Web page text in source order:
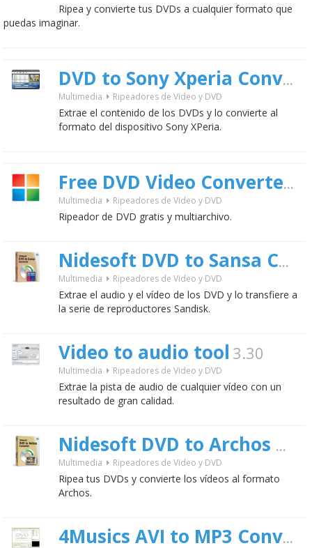
Ripea y convierte tus DVDs a cualquier formato que
puedas imaginar.
DVD to Sony Xperia Converter
Multimedia Ripeadores de Video y DVD
Extrae el contenido de los DVDs y lo convierte al
formato del dispositivo Sony XPeria.
Free DVD Video Converter
Multimedia Ripeadores de Video y DVD
Ripeador de DVD gratis y multiarchivo.
Nidesoft DVD to Sansa Converter
Multimedia Ripeadores de Video y DVD
Extrae el audio y el vídeo de los DVD y lo transfiere a
la serie de reproductores Sandisk.
Video to audio tool 3.30
Multimedia Ripeadores de Video y DVD
Extrae la pista de audio de cualquier vídeo con un
resultado de gran calidad.
Nidesoft DVD to Archos Converter
Multimedia Ripeadores de Video y DVD
Ripea tus DVDs y convierte los vídeos al formato
Archos.
4Musics AVI to MP3 Converter